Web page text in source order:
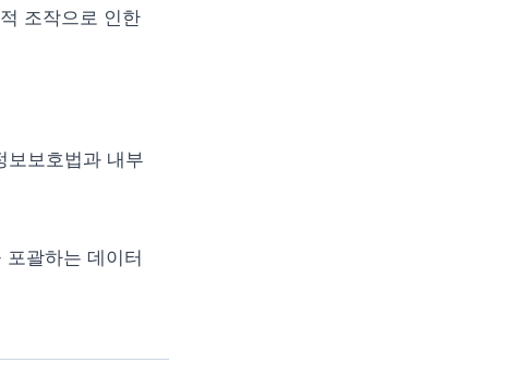
조작으로 인한
보보호법과 내부
괄하는 데이터